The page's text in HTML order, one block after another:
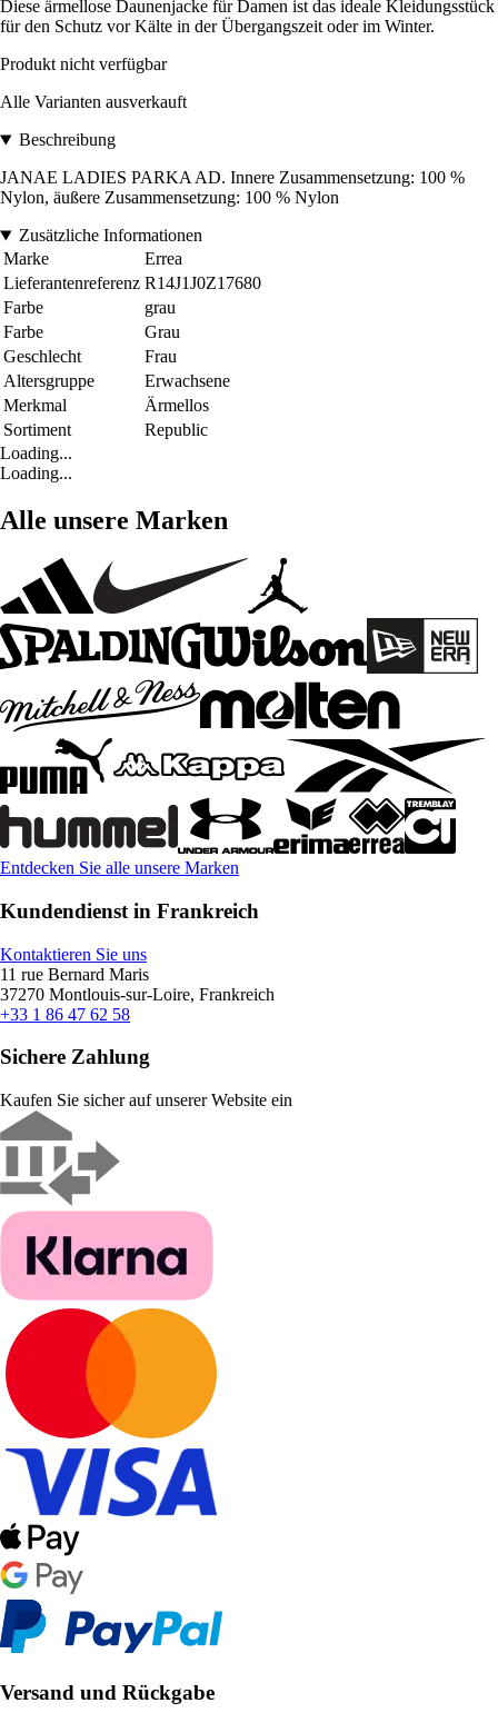
Diese ärmellose Daunenjacke für Damen ist das ideale Kleidungsstück
für den Schutz vor Kälte in der Übergangszeit oder im Winter.
Produkt nicht verfügbar
Alle Varianten ausverkauft
Beschreibung
JANAE LADIES PARKA AD. Innere Zusammensetzung: 100 %
Nylon, äußere Zusammensetzung: 100 % Nylon
Zusätzliche Informationen
Marke
Errea
Lieferantenreferenz R14J1J0Z17680
Farbe
grau
Farbe
Grau
Geschlecht
Frau
Altersgruppe
Erwachsene
Merkmal
Ärmellos
Sortiment
Republic
Loading...
Loading...
Alle unsere Marken
Entdecken Sie alle unsere Marken
Kundendienst in Frankreich
Kontaktieren Sie uns
11 rue Bernard Maris
37270 Montlouis-sur-Loire, Frankreich
+33 1 86 47 62 58
Sichere Zahlung
Kaufen Sie sicher auf unserer Website ein
Versand und Rückgabe